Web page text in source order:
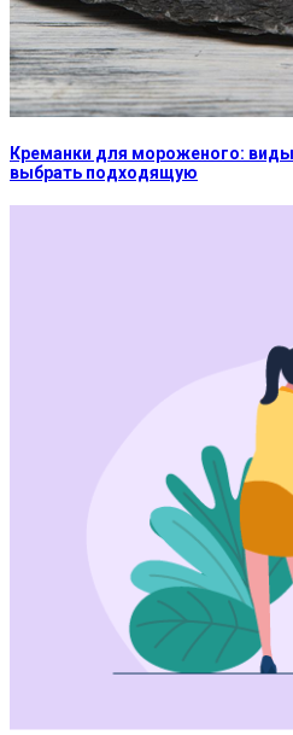
Креманки для мороженого:
выбрать подходящую